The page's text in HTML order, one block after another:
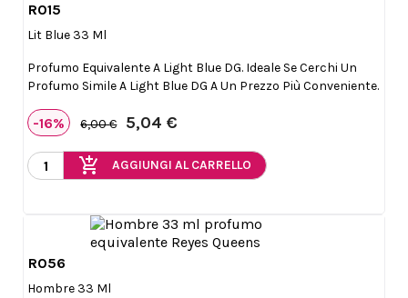
R015
Lit Blue 33 Ml
Profumo Equivalente A Light Blue DG. Ideale Se Cerchi Un
Profumo Simile A Light Blue DG A Un Prezzo Più Conveniente.
-16% 6,00 € 5,04 €
add_shopping_cart AGGIUNGI AL CARRELLO
R056
Hombre 33 Ml